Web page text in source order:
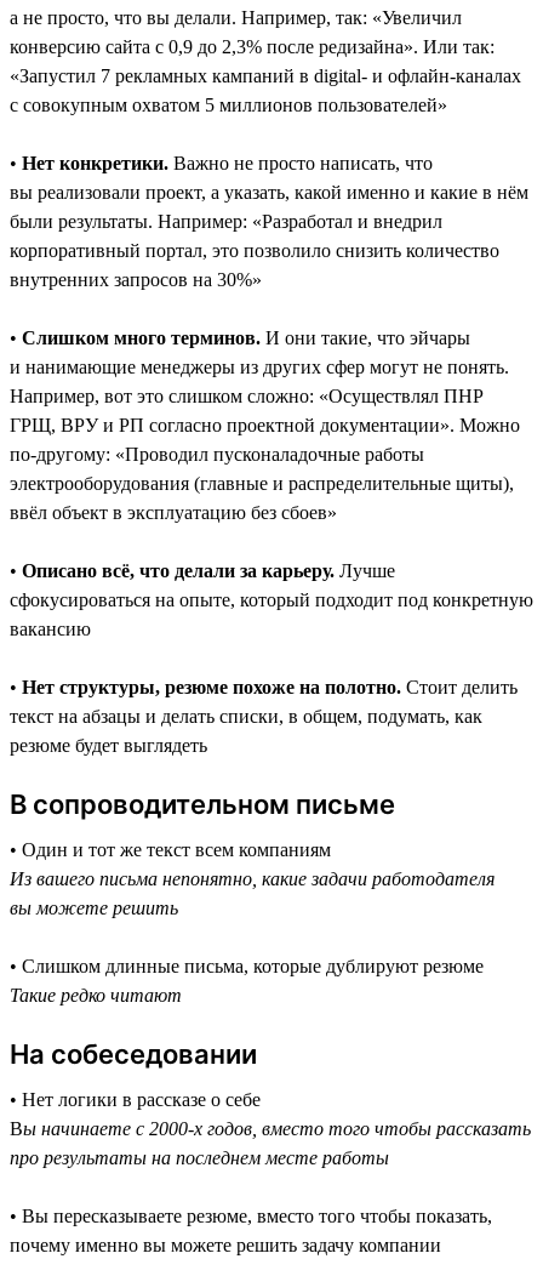
а не просто, что вы делали. Например, так: «Увеличил
конверсию сайта с 0,9 до 2,3% после редизайна». Или так:
«Запустил 7 рекламных кампаний в digital- и офлайн-каналах
с совокупным охватом 5 миллионов пользователей»
• Нет конкретики. Важно не просто написать, что
вы реализовали проект, а указать, какой именно и какие в нём
были результаты. Например: «Разработал и внедрил
корпоративный портал, это позволило снизить количество
внутренних запросов на 30%»
• Слишком много терминов. И они такие, что эйчары
и нанимающие менеджеры из других сфер могут не понять.
Например, вот это слишком сложно: «Осуществлял ПНР
ГРЩ, ВРУ и РП согласно проектной документации». Можно
по-другому: «Проводил пусконаладочные работы
электрооборудования (главные и распределительные щиты),
ввёл объект в эксплуатацию без сбоев»
• Описано всё, что делали за карьеру. Лучше
сфокусироваться на опыте, который подходит под конкретную
вакансию
• Нет структуры, резюме похоже на полотно. Стоит делить
текст на абзацы и делать списки, в общем, подумать, как
резюме будет выглядеть
В сопроводительном письме
• Один и тот же текст всем компаниям
Из вашего письма непонятно, какие задачи работодателя
вы можете решить
• Слишком длинные письма, которые дублируют резюме
Такие редко читают
На собеседовании
• Нет логики в рассказе о себе
Вы начинаете с 2000-х годов, вместо того чтобы рассказать
про результаты на последнем месте работы
• Вы пересказываете резюме, вместо того чтобы показать,
почему именно вы можете решить задачу компании